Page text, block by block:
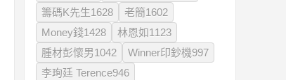
籌碼K先生1628
老簡1602
Money錢1428
林恩如1123
腫材彭懷男1042
Winner印鈔機997
李珣廷 Terence946